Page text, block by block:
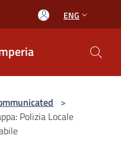
ENG
>
Polizia Locale